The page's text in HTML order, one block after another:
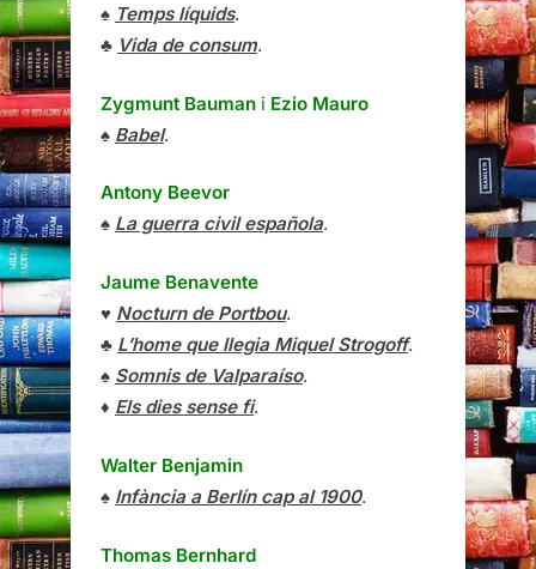
♠ Temps líquids.
♣ Vida de consum.
Zygmunt Bauman i Ezio Mauro
♠ Babel.
Antony Beevor
♠ La guerra civil española.
Jaume Benavente
♥ Nocturn de Portbou.
♣ L’home que llegia Miquel Strogoff.
♠ Somnis de Valparaíso.
♦ Els dies sense fi.
Walter Benjamin
♠ Infància a Berlín cap al 1900.
Thomas Bernhard